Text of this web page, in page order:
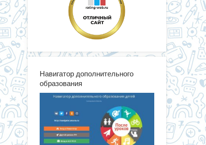
Навигатор дополнительного
образования